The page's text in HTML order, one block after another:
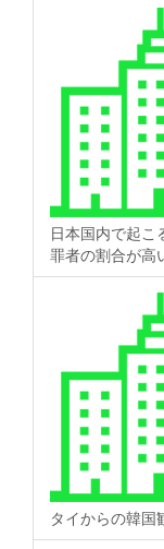
日本国内で起こ
罪者の割合が高
タイからの韓